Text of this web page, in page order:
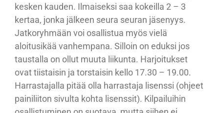
kesken kauden. Ilmaiseksi saa kokeilla 2 – 3
kertaa, jonka jälkeen seura seuran jäsenyys.
Jatkoryhmään voi osallistua myös vielä
aloitusikää vanhempana. Silloin on eduksi jos
taustalla on ollut muuta liikunta. Harjoitukset
ovat tiistaisin ja torstaisin kello 17.30 – 19.00.
Harrastajalla pitää olla harrastaja lisenssi (ohjeet
painiliiton sivulta kohta lisenssit). Kilpailuihin